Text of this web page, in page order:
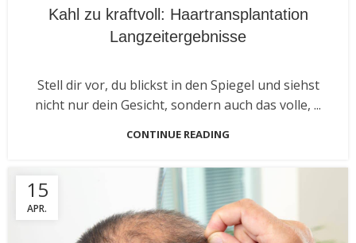
Kahl zu kraftvoll: Haartransplantation
Langzeitergebnisse
Stell dir vor, du blickst in den Spiegel und siehst
nicht nur dein Gesicht, sondern auch das volle, ...
CONTINUE READING
15
APR.